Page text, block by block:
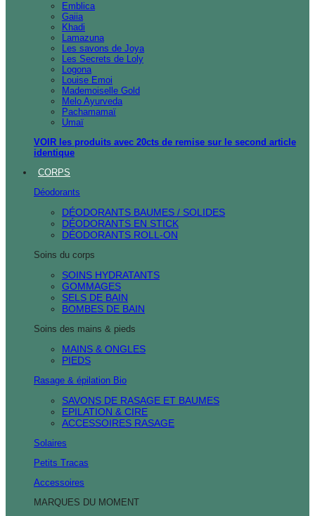
Emblica
Gaiia
Khadi
Lamazuna
Les savons de Joya
Les Secrets de Loly
Logona
Louise Emoi
Mademoiselle Gold
Melo Ayurveda
Pachamamaï
Umaï
VOIR les produits avec 20cts de remise sur le second article
identique
CORPS
Déodorants
DÉODORANTS BAUMES / SOLIDES
DÉODORANTS EN STICK
DÉODORANTS ROLL-ON
Soins du corps
SOINS HYDRATANTS
GOMMAGES
SELS DE BAIN
BOMBES DE BAIN
Soins des mains & pieds
MAINS & ONGLES
PIEDS
Rasage & épilation Bio
SAVONS DE RASAGE ET BAUMES
EPILATION & CIRE
ACCESSOIRES RASAGE
Solaires
Petits Tracas
Accessoires
MARQUES DU MOMENT